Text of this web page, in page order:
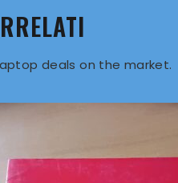
deals on the market.